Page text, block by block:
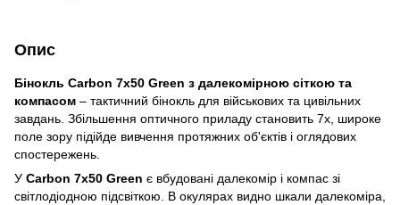
Опис
Бінокль Carbon 7x50 Green з далекомірною сіткою та
компасом – тактичний бінокль для військових та цивільних
завдань. Збільшення оптичного приладу становить 7x, широке
поле зору підійде вивчення протяжних об'єктів і оглядових
спостережень.
У Carbon 7x50 Green є вбудовані далекомір і компас зі
світлодіодною підсвіткою. В окулярах видно шкали далекоміра,